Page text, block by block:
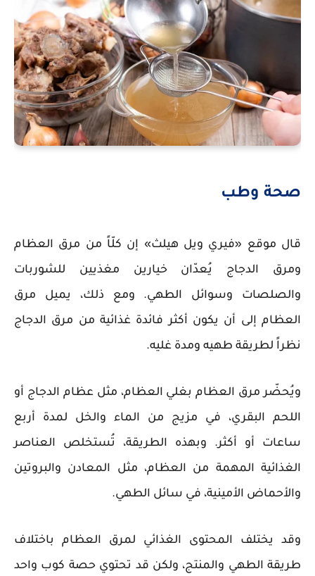
صحة وطب
قال موقع «فيري ويل هيلث» إن كلّاً من مرق العظام
ومرق الدجاج يُعدّان خيارين مغذيين للشوربات
والصلصات وسوائل الطهي. ومع ذلك، يميل مرق
العظام إلى أن يكون أكثر فائدة غذائية من مرق الدجاج
نظراً لطريقة طهيه ومدة غليه.
ويُحضّر مرق العظام بغلي العظام، مثل عظام الدجاج أو
اللحم البقري، في مزيج من الماء والخل لمدة أربع
ساعات أو أكثر. وبهذه الطريقة، تُستخلص العناصر
الغذائية المهمة من العظام، مثل المعادن والبروتين
والأحماض الأمينية، في سائل الطهي.
وقد يختلف المحتوى الغذائي لمرق العظام باختلاف
طريقة الطهي والمنتج، ولكن قد تحتوي حصة كوب واحد